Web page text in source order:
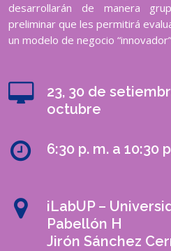
desarrollarán de manera
preliminar que les permitirá
un modelo de negocio
23, 30 de
octubre
6:30 p. m. a 10:30
iLabUP –
Pabellón H
Jirón Sánchez